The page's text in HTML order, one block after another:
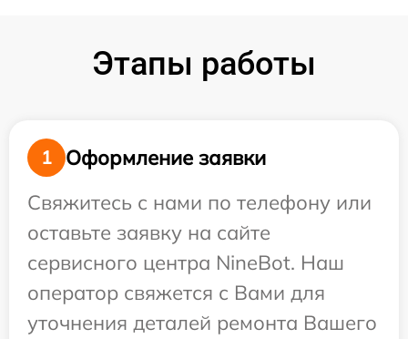
Этапы работы
1
Оформление заявки
Свяжитесь с нами по телефону или
оставьте заявку на сайте
сервисного центра NineBot. Наш
оператор свяжется с Вами для
уточнения деталей ремонта Вашего